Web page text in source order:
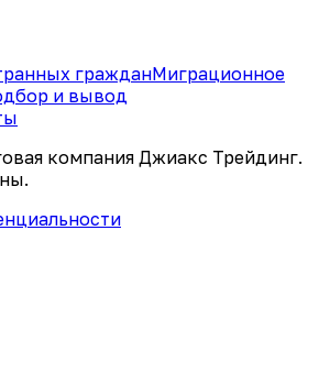
гражданМиграционное
и вывод
компания Джиакс Трейдинг.